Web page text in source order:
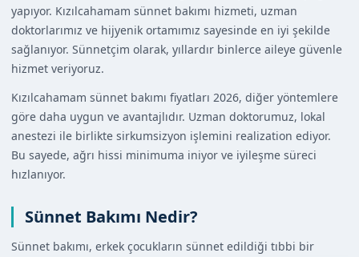
yapıyor. Kızılcahamam sünnet bakımı hizmeti, uzman
doktorlarımız ve hijyenik ortamımız sayesinde en iyi şekilde
sağlanıyor. Sünnetçim olarak, yıllardır binlerce aileye güvenle
hizmet veriyoruz.
Kızılcahamam sünnet bakımı fiyatları 2026, diğer yöntemlere
göre daha uygun ve avantajlıdır. Uzman doktorumuz, lokal
anestezi ile birlikte sirkumsizyon işlemini realization ediyor.
Bu sayede, ağrı hissi minimuma iniyor ve iyileşme süreci
hızlanıyor.
Sünnet Bakımı Nedir?
Sünnet bakımı, erkek çocukların sünnet edildiği tıbbi bir